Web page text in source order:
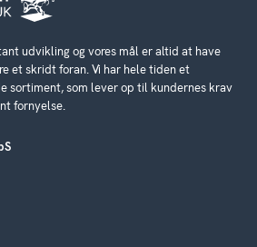
udvikling og vores mål er altid at have
et skridt foran. Vi har hele tiden et
sortiment, som lever op til kundernes krav
fornyelse.